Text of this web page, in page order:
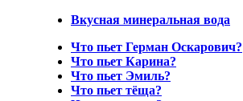
Вкусная минеральная вода
Что пьет Герман Оскарович?
Что пьет Карина?
Что пьет Эмиль?
Что пьет тёща?